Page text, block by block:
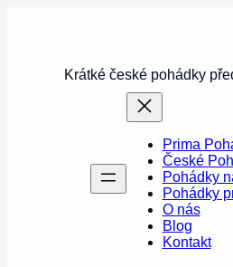
Krátké české pohádky
Prima
České
Pohádky
Pohádky
O nás
Blog
Kontakt